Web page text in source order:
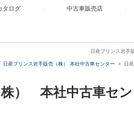
タログ 中古車販売店
日産プリンス岩手
日産プリンス岩手販売（株） 本社中古車センター 日
株） 本社中古車セ